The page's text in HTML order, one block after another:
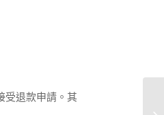
受退款申請。其